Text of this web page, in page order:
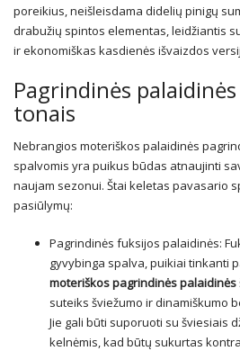
poreikius, neišleisdama didelių pinigų
drabužių spintos elementas, leidžiantis
ir ekonomiškas kasdienės išvaizdos
Pagrindinės
tonais
Nebrangios moteriškos palaidinės
spalvomis yra puikus būdas atnaujinti
naujam sezonui. Štai keletas pavasario
pasiūlymų:
Pagrindinės fuksijos palaidinės:
gyvybinga spalva, puikiai tinkanti
moteriškos pagrindinės palaidinės
suteiks šviežumo ir dinamiškumo
Jie gali būti suporuoti su šviesiais
kelnėmis, kad būtų sukurtas